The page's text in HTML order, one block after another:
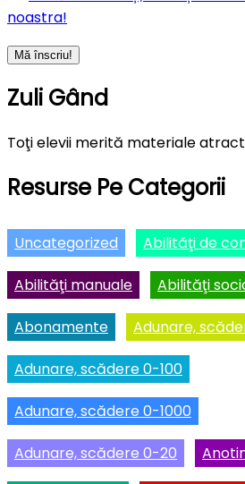
noastra!
Zuli Gând
Toţi elevii merită materiale
Resurse Pe Categorii
Uncategorized Abilităţi de
Abilităţi manuale Abilităţi
Abonamente Adunare,
Adunare, scădere 0-100
Adunare, scădere 0-1000
Adunare, scădere 0-20